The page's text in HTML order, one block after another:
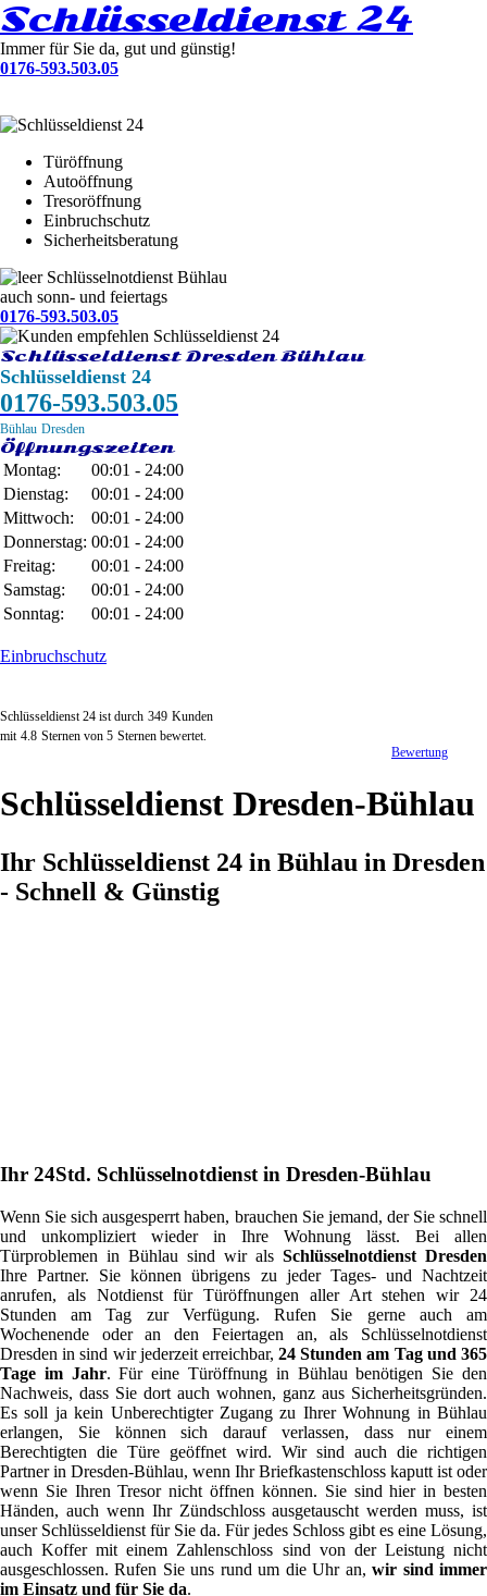
Schlüsseldienst 24
Immer für Sie da, gut und günstig!
0176-593.503.05
Türöffnung
Autoöffnung
Tresoröffnung
Einbruchschutz
Sicherheitsberatung
Schlüsselnotdienst Bühlau
auch sonn- und feiertags
0176-593.503.05
Schlüsseldienst Dresden Bühlau
Schlüsseldienst 24
0176-593.503.05
Bühlau Dresden
Öffnungszeiten
Montag:
00:01 - 24:00
Dienstag:
00:01 - 24:00
Mittwoch:
00:01 - 24:00
Donnerstag: 00:01 - 24:00
Freitag:
00:01 - 24:00
Samstag:
00:01 - 24:00
Sonntag:
00:01 - 24:00
Einbruchschutz
Schlüsseldienst 24 ist durch 349 Kunden
mit 4.8 Sternen von 5 Sternen bewertet.
Bewertung
Schlüsseldienst Dresden-Bühlau
Ihr Schlüsseldienst 24 in Bühlau in Dresden
- Schnell & Günstig
Ihr 24Std. Schlüsselnotdienst in Dresden-Bühlau
Wenn Sie sich ausgesperrt haben, brauchen Sie jemand, der Sie schnell
und unkompliziert wieder in Ihre Wohnung lässt. Bei allen
Türproblemen in Bühlau sind wir als Schlüsselnotdienst Dresden
Ihre Partner. Sie können übrigens zu jeder Tages- und Nachtzeit
anrufen, als Notdienst für Türöffnungen aller Art stehen wir 24
Stunden am Tag zur Verfügung. Rufen Sie gerne auch am
Wochenende oder an den Feiertagen an, als Schlüsselnotdienst
Dresden in sind wir jederzeit erreichbar,24 Stunden am Tag und 365
Tage im Jahr. Für eine Türöffnung in Bühlau benötigen Sie den
Nachweis, dass Sie dort auch wohnen, ganz aus Sicherheitsgründen.
Es soll ja kein Unberechtigter Zugang zu Ihrer Wohnung in Bühlau
erlangen, Sie können sich darauf verlassen, dass nur einem
Berechtigten die Türe geöffnet wird. Wir sind auch die richtigen
Partner in Dresden-Bühlau, wenn Ihr Briefkastenschloss kaputt ist oder
wenn Sie Ihren Tresor nicht öffnen können. Sie sind hier in besten
Händen, auch wenn Ihr Zündschloss ausgetauscht werden muss, ist
unser Schlüsseldienst für Sie da. Für jedes Schloss gibt es eine Lösung,
auch Koffer mit einem Zahlenschloss sind von der Leistung nicht
ausgeschlossen. Rufen Sie uns rund um die Uhr an,wir sind immer
im Einsatz und für Sie da.